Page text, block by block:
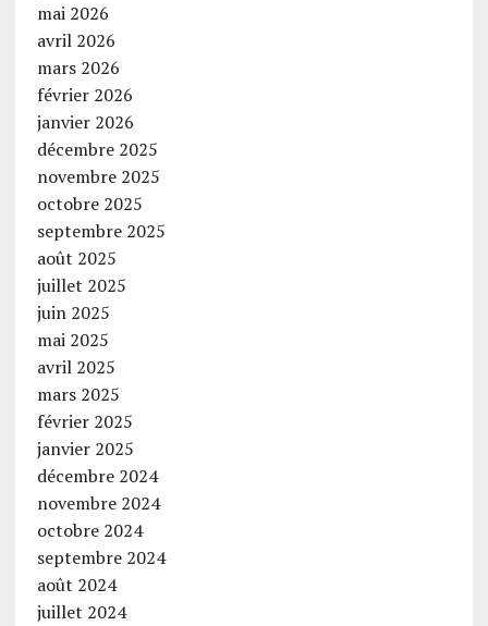
mai 2026
avril 2026
mars 2026
février 2026
janvier 2026
décembre 2025
novembre 2025
octobre 2025
septembre 2025
août 2025
juillet 2025
juin 2025
mai 2025
avril 2025
mars 2025
février 2025
janvier 2025
décembre 2024
novembre 2024
octobre 2024
septembre 2024
août 2024
juillet 2024